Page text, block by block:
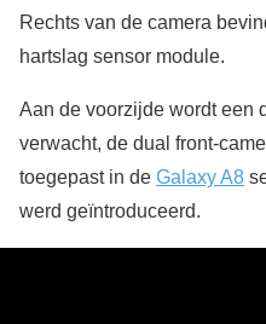
Rechts van de camera
hartslag sensor module.
Aan de voorzijde wordt een
verwacht, de dual front-
toegepast in de Galaxy A8
werd geïntroduceerd.